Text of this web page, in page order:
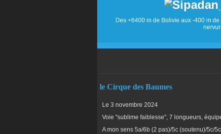
Des +6400 m de Bolivie aux -400 m
le Cirque des Baumes
Le 3 novembre 2024
Voie "sublime faiblesse", 7 longueurs,
A mon sens 5a/6b (2 pas)/5c (soutenu)/5c/